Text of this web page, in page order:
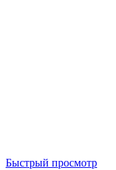
Быстрый просмотр